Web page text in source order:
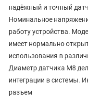
надёжный и точный
Номинальное
работу устройства.
имеет нормально
использования в
Диаметр датчика M8
интеграции в системы.
разъем